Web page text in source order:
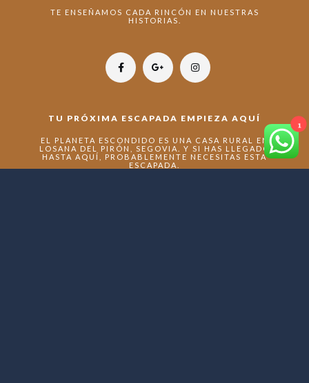
TE ENSEÑAMOS CADA RINCÓN EN NUESTRAS
HISTORIAS.
TU PRÓXIMA ESCAPADA EMPIEZA AQUÍ
EL PLANETA ESCONDIDO ES UNA CASA RURAL EN
LOSANA DEL PIRÓN, SEGOVIA. Y SI HAS LLEGADO
HASTA AQUÍ, PROBABLEMENTE NECESITAS ESTA
ESCAPADA.
1